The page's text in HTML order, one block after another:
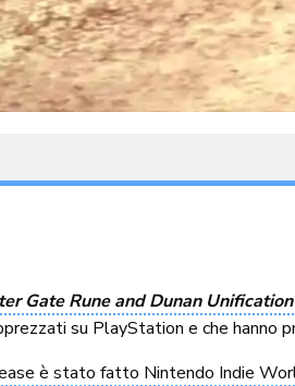
Gate Rune and Dunan
su PlayStation e che hanno
è stato fatto Nintendo Indie